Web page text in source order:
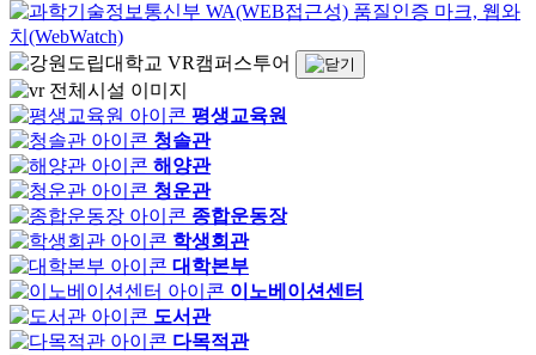
VR캠퍼스투어
평생교육원
청솔관
해양관
청운관
종합운동장
학생회관
대학본부
이노베이션센터
도서관
다목적관